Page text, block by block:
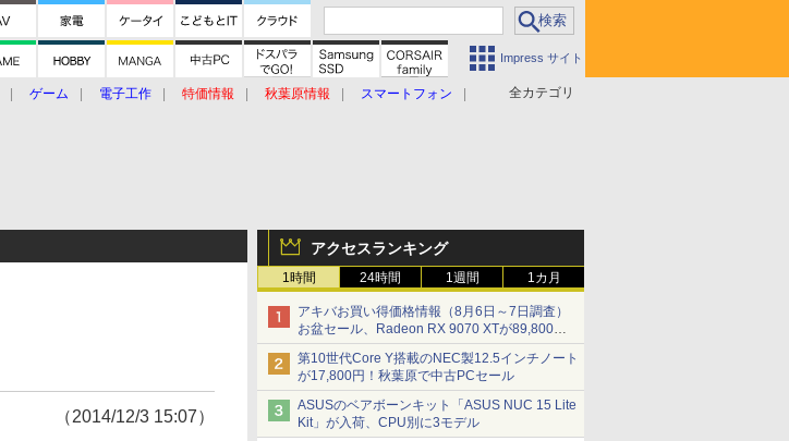
Impress サイト
全カテゴリ
ゲーム 電子工作 特価情報 秋葉原情報
スマートフォン
アクセスランキング
1時間 24時間 1週間 1カ月
アキバお買い得価格情報（8月6日～7日調査）
お盆セール、Radeon RX 9070 XTが89,800
円、水平周波数24.8kHz対応の17型モニターが
9,801円、暑さ指数連動セール ほか
第10世代Core Y搭載のNEC製12.5インチノート
が17,800円！秋葉原で中古PCセール
ASUSのベアボーンキット「ASUS NUC 15 Lite
Kit」が入荷、CPU別に3モデル
（2014/12/3 15:07）